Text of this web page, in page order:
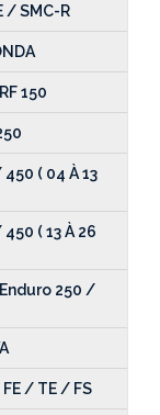
/ SMC-R
150
450 ( 04 À 13
( 13 À 26
Enduro 250 /
/ TE / FS